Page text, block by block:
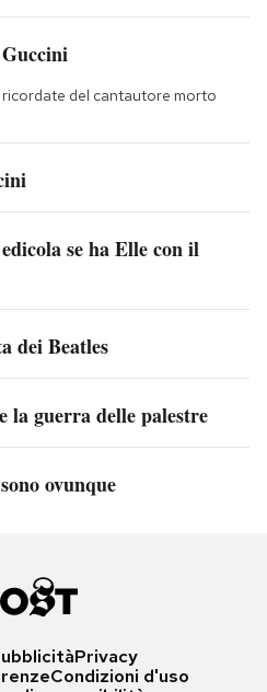
del cantautore morto
se ha Elle con il
dei Beatles
la guerra delle palestre
ovunque
Privacy
Condizioni d'uso